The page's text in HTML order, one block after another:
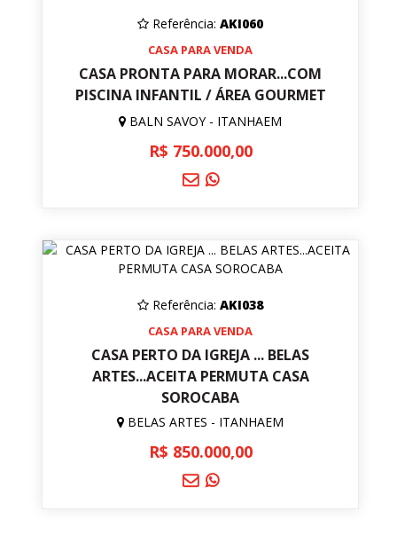
Referência: AKI060
CASA PARA VENDA
CASA PRONTA PARA MORAR...COM
PISCINA INFANTIL / ÁREA GOURMET
BALN SAVOY - ITANHAEM
R$ 750.000,00
Referência: AKI038
CASA PARA VENDA
CASA PERTO DA IGREJA ... BELAS
ARTES...ACEITA PERMUTA CASA
SOROCABA
BELAS ARTES - ITANHAEM
R$ 850.000,00